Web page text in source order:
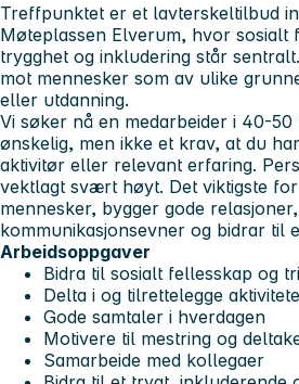
Treffpunktet er et lavterskeltilbud
Møteplassen Elverum, hvor sosialt
trygghet og inkludering står
mot mennesker som av ulike
eller utdanning.
Vi søker nå en medarbeider i 40-
ønskelig, men ikke et krav, at du
aktivitør eller relevant erfaring.
vektlagt svært høyt. Det viktigste
mennesker, bygger gode
kommunikasjonsevner og bidrar til
Arbeidsoppgaver
Bidra til sosialt fellesskap og
Delta i og tilrettelegge
Gode samtaler i hverdagen
Motivere til mestring og
Samarbeide med kollegaer